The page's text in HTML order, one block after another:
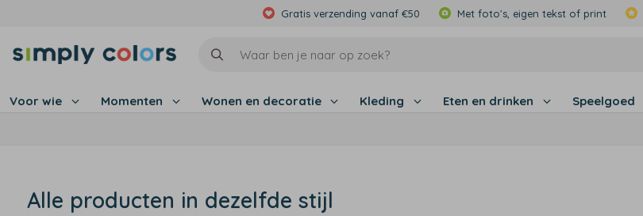
Gratis verzending vanaf €50 Met foto's, eigen tekst of print
Voor wie Momenten Wonen en decoratie Kleding Eten en drinken Speelgoed
Alle producten in dezelfde stijl